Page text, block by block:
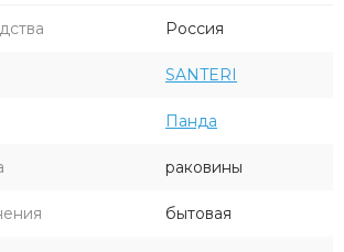
Россия
SANTERI
Панда
раковины
бытовая